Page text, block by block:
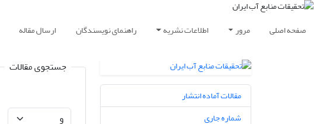
صفحه اصلی مرور اطلاعات نشریه راهنمای نویسندگان ارسال مقاله
جستجوی مقالات
مقالات آماده انتشار
شماره جاری